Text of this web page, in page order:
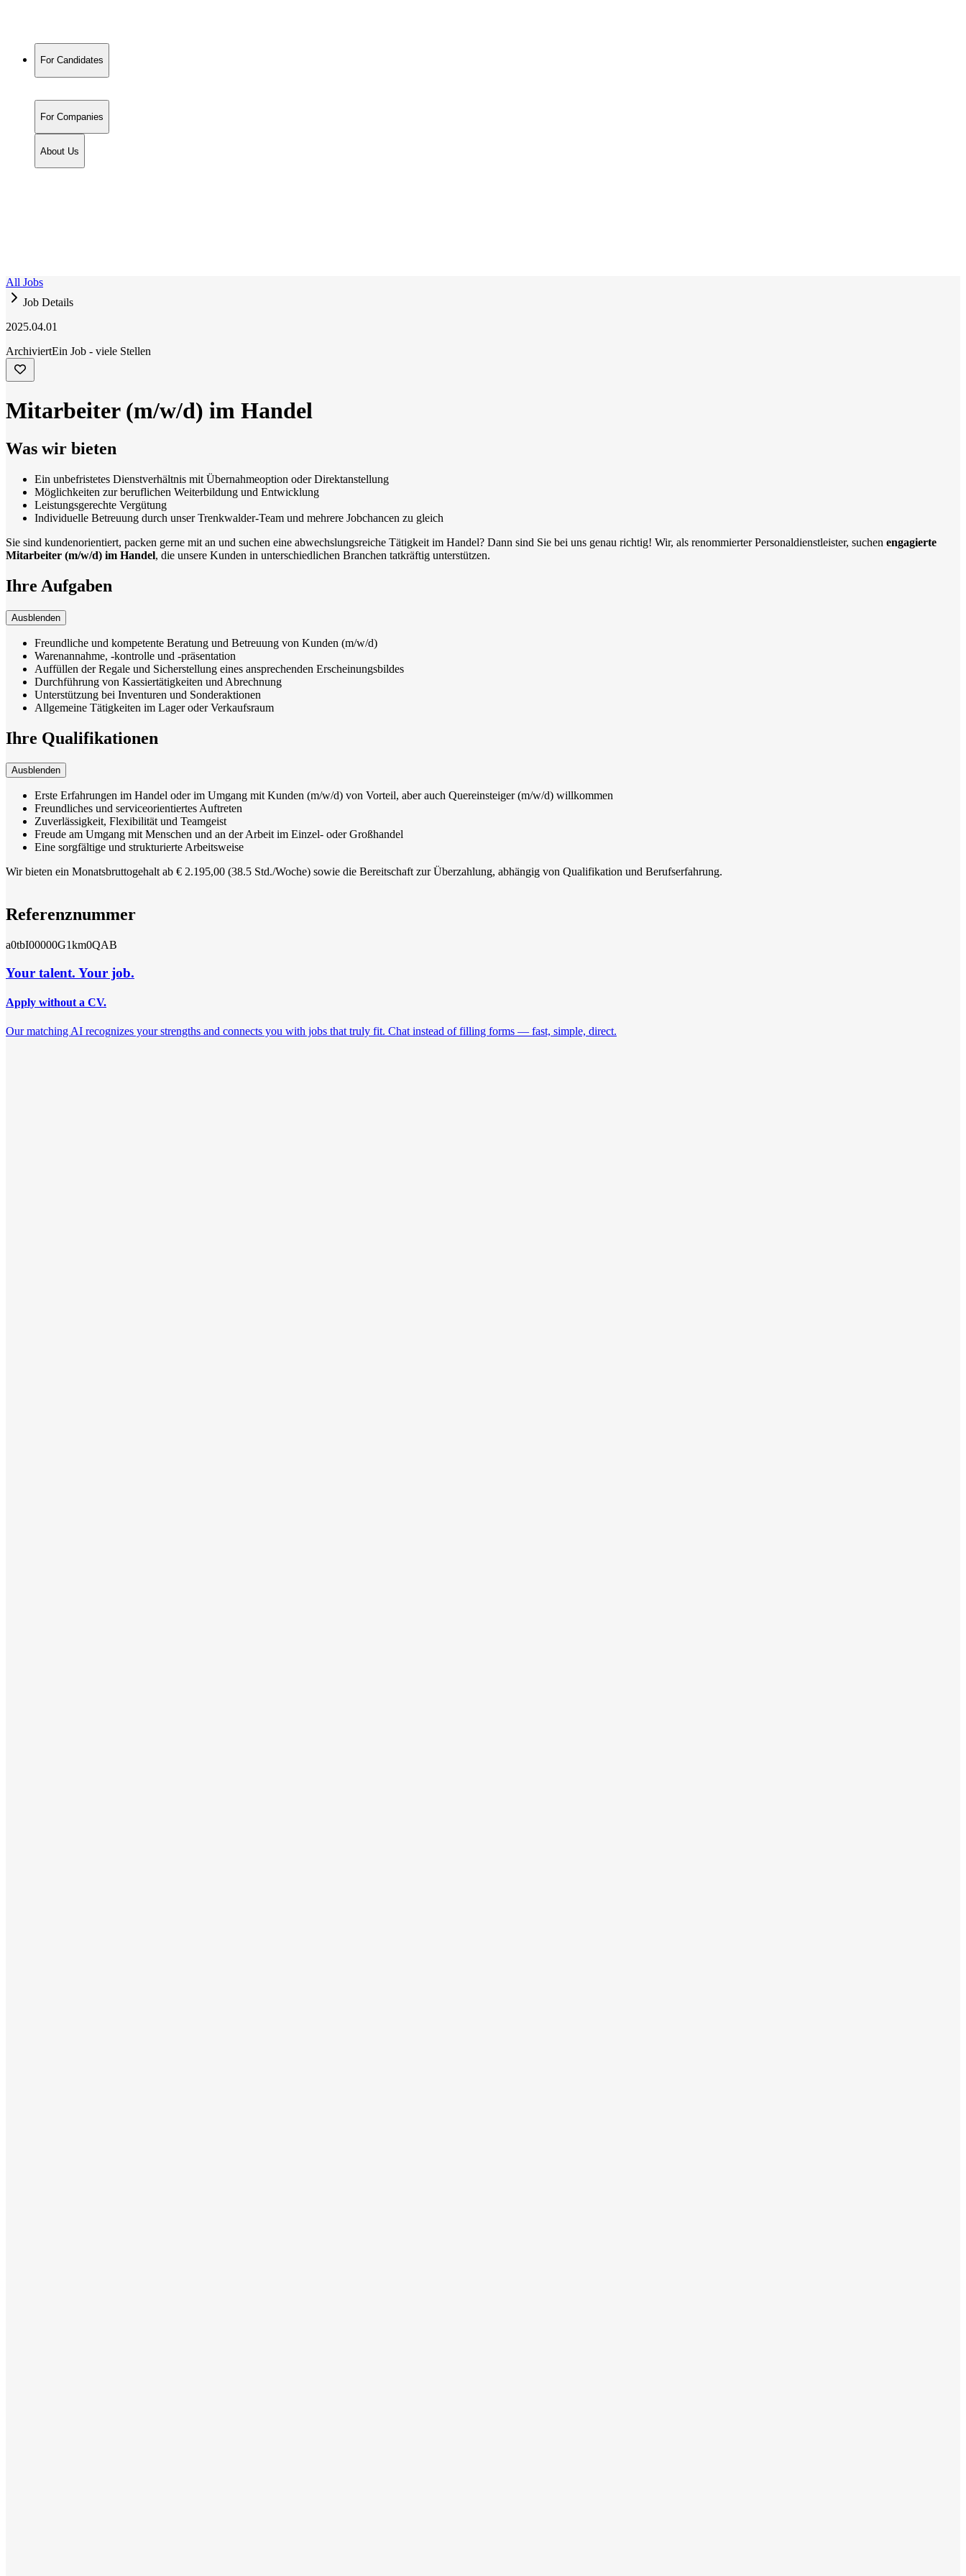
For Candidates
For Companies
About Us
All Jobs
Job Details
2025.04.01
ArchiviertEin Job - viele Stellen
Mitarbeiter (m/w/d) im Handel
Was wir bieten
Ein unbefristetes Dienstverhältnis mit Übernahmeoption oder Direktanstellung
Möglichkeiten zur beruflichen Weiterbildung und Entwicklung
Leistungsgerechte Vergütung
Individuelle Betreuung durch unser Trenkwalder-Team und mehrere Jobchancen zu gleich
Sie sind kundenorientiert, packen gerne mit an und suchen eine abwechslungsreiche Tätigkeit im Handel? Dann sind Sie bei uns genau richtig! Wir, als renommierter Personaldienstleister, suchen engagierte
Mitarbeiter (m/w/d) im Handel, die unsere Kunden in unterschiedlichen Branchen tatkräftig unterstützen.
Ihre Aufgaben
Ausblenden
Freundliche und kompetente Beratung und Betreuung von Kunden (m/w/d)
Warenannahme, -kontrolle und -präsentation
Auffüllen der Regale und Sicherstellung eines ansprechenden Erscheinungsbildes
Durchführung von Kassiertätigkeiten und Abrechnung
Unterstützung bei Inventuren und Sonderaktionen
Allgemeine Tätigkeiten im Lager oder Verkaufsraum
Ihre Qualifikationen
Ausblenden
Erste Erfahrungen im Handel oder im Umgang mit Kunden (m/w/d) von Vorteil, aber auch Quereinsteiger (m/w/d) willkommen
Freundliches und serviceorientiertes Auftreten
Zuverlässigkeit, Flexibilität und Teamgeist
Freude am Umgang mit Menschen und an der Arbeit im Einzel- oder Großhandel
Eine sorgfältige und strukturierte Arbeitsweise
Wir bieten ein Monatsbruttogehalt ab € 2.195,00 (38.5 Std./Woche) sowie die Bereitschaft zur Überzahlung, abhängig von Qualifikation und Berufserfahrung.
Referenznummer
a0tbI00000G1km0QAB
Your talent. Your job.
Apply without a CV.
Our matching AI recognizes your strengths and connects you with jobs that truly fit. Chat instead of filling forms — fast, simple, direct.